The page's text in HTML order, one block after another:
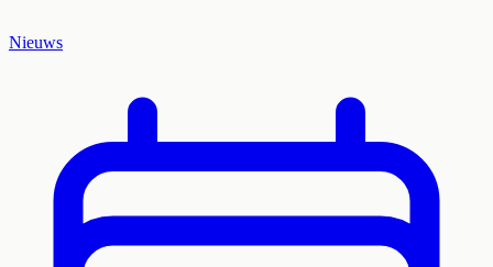
Nieuws